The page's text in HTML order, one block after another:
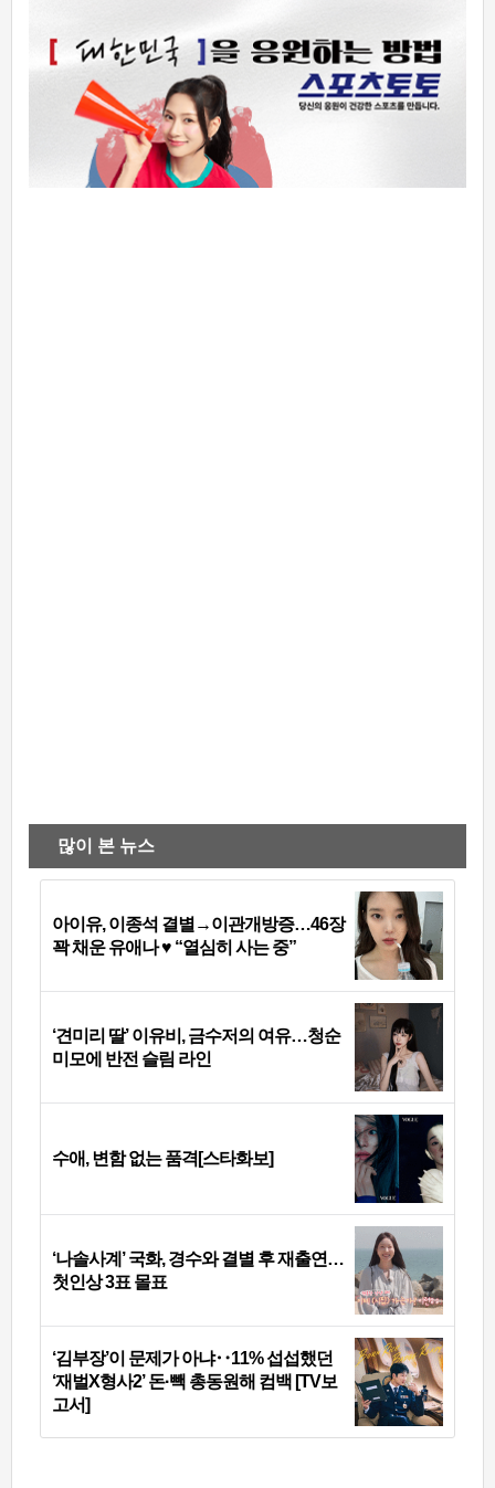
많이 본 뉴스
아이유, 이종석 결별→이관개방증…46장
꽉 채운 유애나 ♥ “열심히 사는 중”
‘견미리 딸’ 이유비, 금수저의 여유…청순
미모에 반전 슬림 라인
수애, 변함 없는 품격[스타화보]
‘나솔사계’ 국화, 경수와 결별 후 재출연…
첫인상 3표 몰표
‘김부장’이 문제가 아냐‥11% 섭섭했던
‘재벌X형사2’ 돈·빽 총동원해 컴백 [TV보
고서]